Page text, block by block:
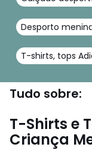
Desporto
T-shirts, tops
Tudo sobre:
T-Shirts e
Criança